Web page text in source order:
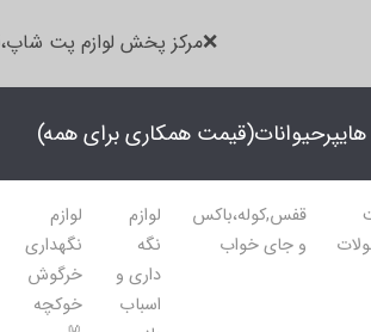
❌مرکز پخش لوازم پت
هایپرحیوانات(قیمت همکاری برای همه)
قفس,کوله،باکس
و جای خواب
لوازم
نگه
داری و
اسباب
لوازم
نگهداری
خرگوش
خوکچه